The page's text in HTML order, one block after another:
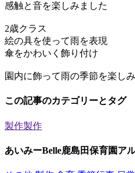
感触と音を楽しみました
2歳クラス
絵の具を使って雨を表現
傘をかわいく飾り付け
園内に飾って雨の季節を楽し
この記事のカテゴリーとタグ
製作製作
あいみーBelle鹿島田保育園ア